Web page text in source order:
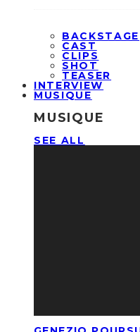
BACKSTAGE
CAST
CLIPS
SHOT
TEASER
INTERVIEW
MUSIQUE
MUSIQUE
SEE ALL